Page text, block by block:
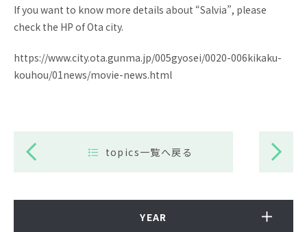
If you want to know more details about “Salvia”, please
check the HP of Ota city.
https://www.city.ota.gunma.jp/005gyosei/0020-006kikaku-
kouhou/01news/movie-news.html
topics一覧へ戻る
YEAR